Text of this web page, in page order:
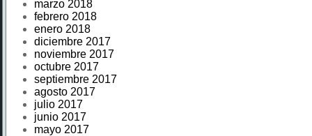
marzo 2018
febrero 2018
enero 2018
diciembre 2017
noviembre 2017
octubre 2017
septiembre 2017
agosto 2017
julio 2017
junio 2017
mayo 2017